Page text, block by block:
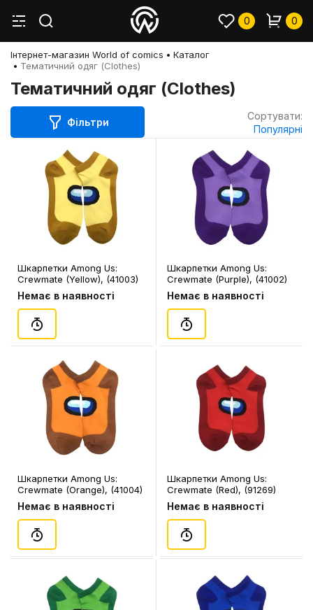
0 0
Інтернет-магазин World of comics
Каталог
Тематичний одяг (Clothes)
Тематичний одяг (Clothes)
Фільтри
Сортувати:
Популярні
Шкарпетки Among Us:
Crewmate (Yellow), (41003)
Немає в наявності
Шкарпетки Among Us:
Crewmate (Purple), (41002)
Немає в наявності
Шкарпетки Among Us:
Crewmate (Orange), (41004)
Немає в наявності
Шкарпетки Among Us:
Crewmate (Red), (91269)
Немає в наявності